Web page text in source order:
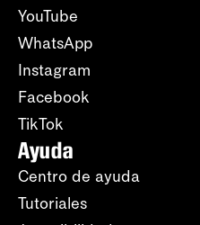
YouTube
WhatsApp
Instagram
Facebook
TikTok
Ayuda
Centro de ayuda
Tutoriales